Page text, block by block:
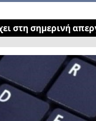
στη σημερινή